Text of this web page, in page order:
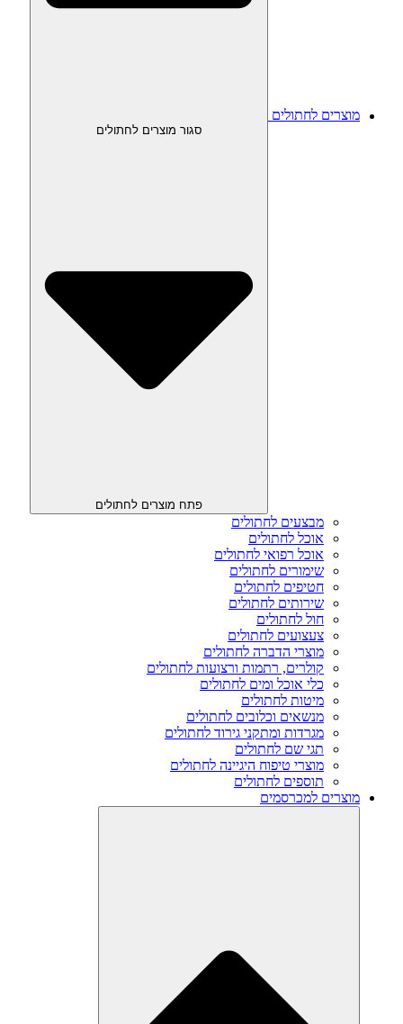
מוצרים לחתולים
סגור מוצרים לחתולים
פתח מוצרים לחתולים
מבצעים לחתולים
אוכל לחתולים
אוכל רפואי לחתולים
שימורים לחתולים
חטיפים לחתולים
שירותים לחתולים
חול לחתולים
צעצועים לחתולים
מוצרי הדברה לחתולים
קולרים, רתמות ורצועות לחתולים
כלי אוכל ומים לחתולים
מיטות לחתולים
מנשאים וכלובים לחתולים
מגרדות ומתקני גירוד לחתולים
תגי שם לחתולים
מוצרי טיפוח היגיינה לחתולים
תוספים לחתולים
מוצרים למכרסמים